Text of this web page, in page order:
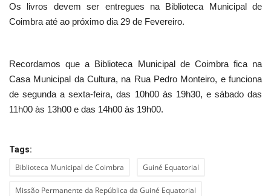
Os livros devem ser entregues na Biblioteca Municipal de
Coimbra até ao próximo dia 29 de Fevereiro.
Recordamos que a Biblioteca Municipal de Coimbra fica na
Casa Municipal da Cultura, na Rua Pedro Monteiro, e funciona
de segunda a sexta-feira, das 10h00 às 19h30, e sábado das
11h00 às 13h00 e das 14h00 às 19h00.
Tags:
Biblioteca Municipal de Coimbra Guiné Equatorial
Missão Permanente da República da Guiné Equatorial